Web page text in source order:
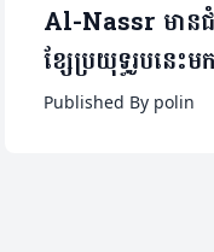
Al-Nassr មានជំ
ខ្សែប្រយុទ្ធរូបនេះ
ជាមួយ Ronaldo
Published By polin